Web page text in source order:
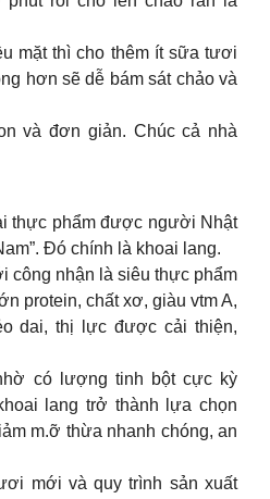
mặt thì cho thêm ít sữa tươi
hơn sẽ dễ bám sát chảo và
và đơn giản. Chúc cả nhà
thực phẩm được người Nhật
Đó chính là khoai lang.
công nhận là siêu thực phẩm
protein, chất xơ, giàu vtm A,
dai, thị lực được cải thiện,
có lượng tinh bột cực kỳ
lang trở thành lựa chọn
m.ỡ thừa nhanh chóng, an
mới và quy trình sản xuất